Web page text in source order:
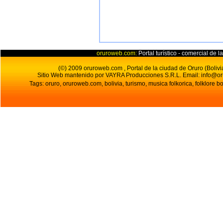
oruroweb.com: Portal turístico - comercial de
(©) 2009 oruroweb.com , Portal de la ciudad de Oruro
Sitio Web mantenido por VAYRA Producciones S.R.L. Email:
Tags: oruro, oruroweb.com, bolivia, turismo, musica folkorica, folklore